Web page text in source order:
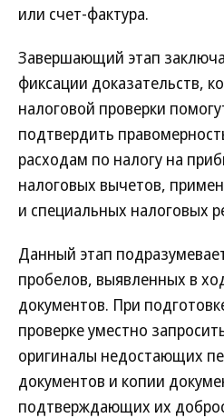
или счет-фактура.
Завершающий этап
фиксации доказательств,
налоговой проверки
подтвердить
расходам по налогу на
налоговых вычетов,
и специальных налоговых
Данный этап
пробелов, выявленных в
документов. При
проверке уместно
оригиналы недостающих
документов и копии
подтверждающих их